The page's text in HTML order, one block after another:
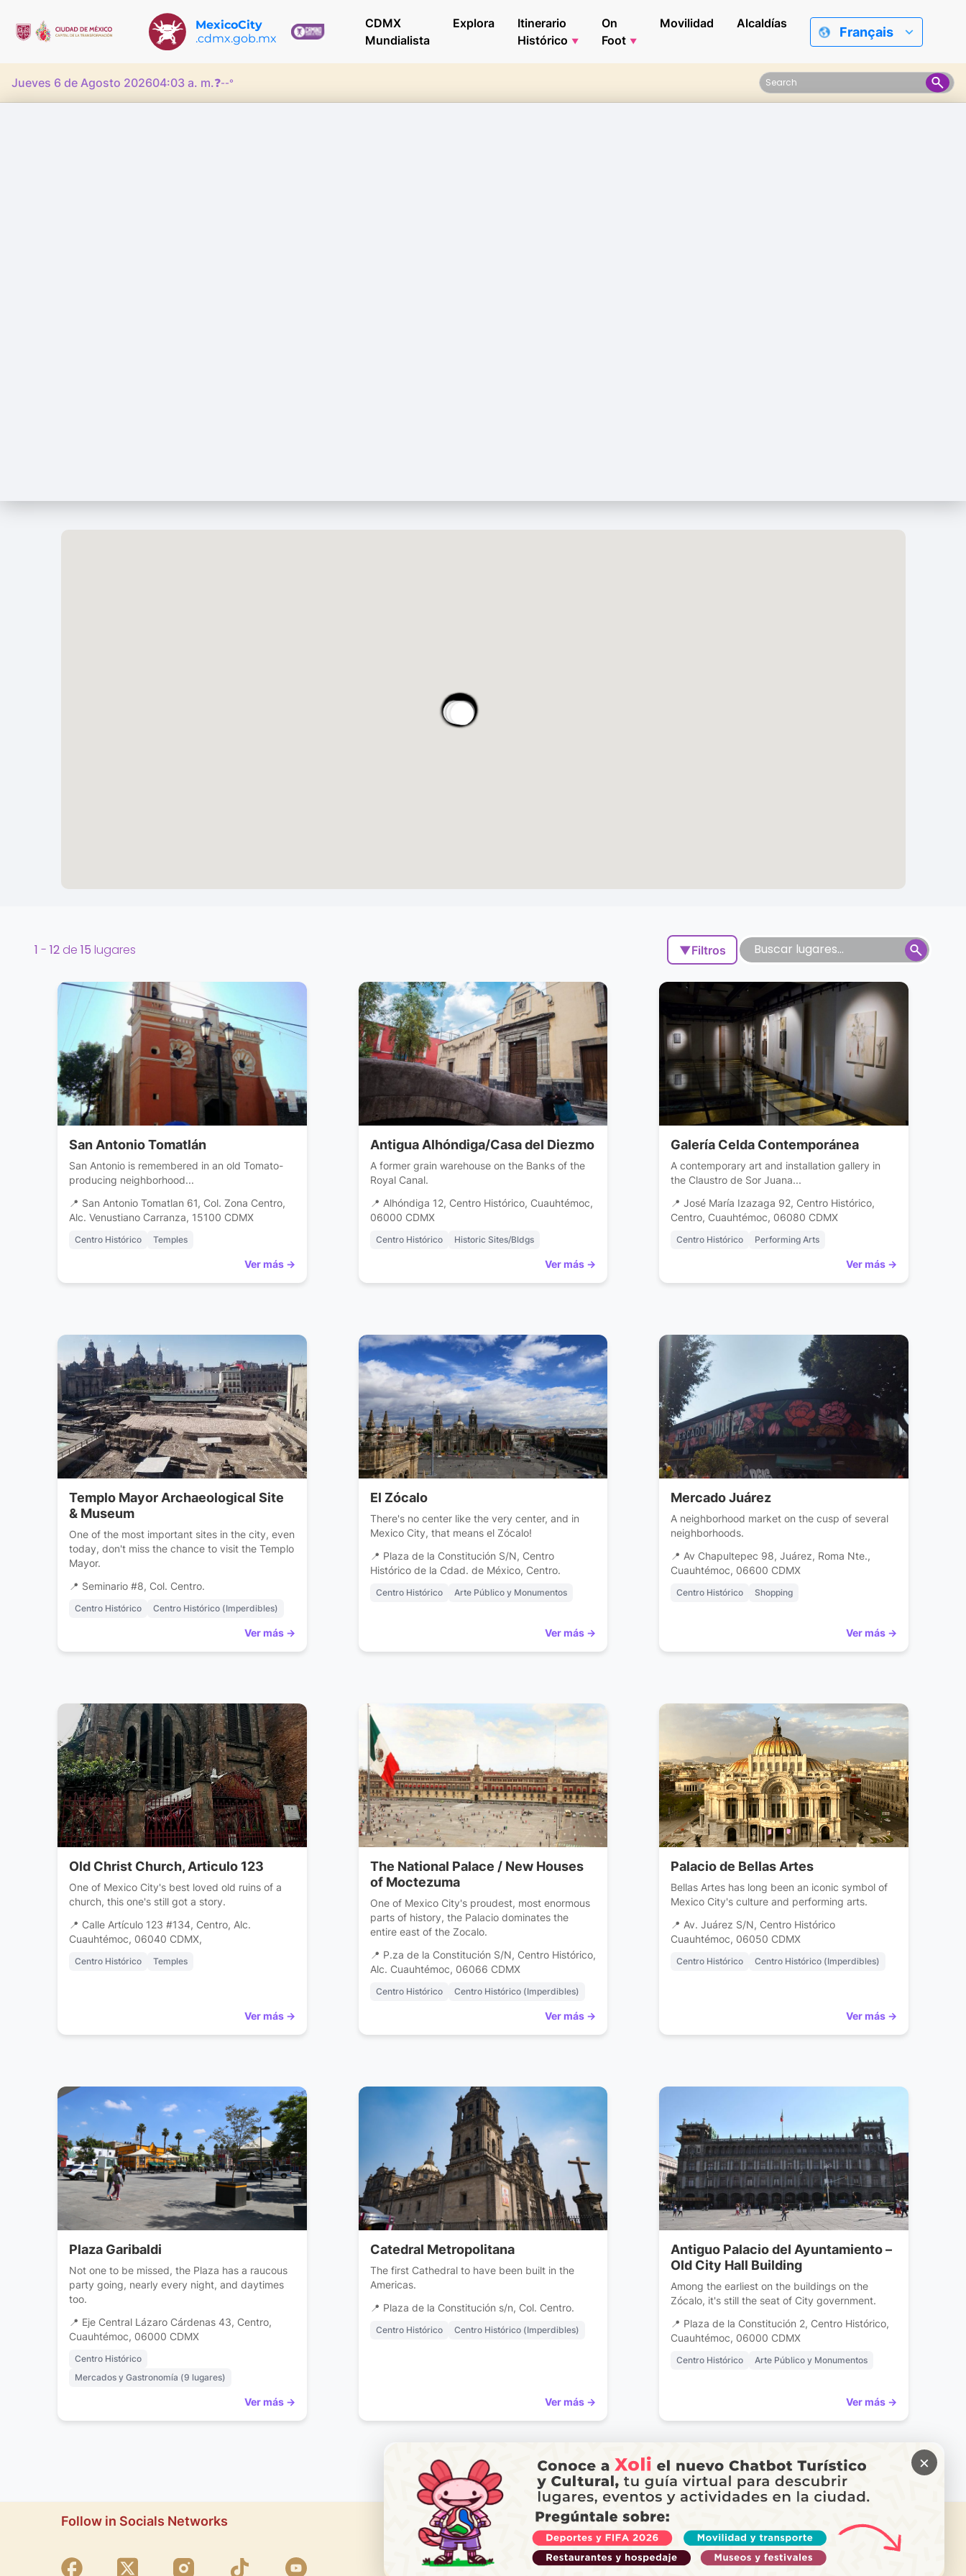
MexicoCity
.cdmx.gob.mx
CDMX
Mundialista
Explora
Itinerario
Histórico
On
Foot
Movilidad Alcaldías
Français
Jueves 6 de Agosto 202604:03 a. m.❓--°
1 - 12 de 15 lugares ▼Filtros
San Antonio Tomatlán
San Antonio is remembered in an old Tomato-
producing neighborhood...
📍 San Antonio Tomatlan 61, Col. Zona Centro,
Alc. Venustiano Carranza, 15100 CDMX
Centro Histórico Temples
Ver más →
Antigua Alhóndiga/Casa del Diezmo
A former grain warehouse on the Banks of the
Royal Canal.
📍 Alhóndiga 12, Centro Histórico, Cuauhtémoc,
06000 CDMX
Centro Histórico Historic Sites/Bldgs
Ver más →
Galería Celda Contemporánea
A contemporary art and installation gallery in
the Claustro de Sor Juana...
📍 José María Izazaga 92, Centro Histórico,
Centro, Cuauhtémoc, 06080 CDMX
Centro Histórico Performing Arts
Ver más →
Templo Mayor Archaeological Site
& Museum
One of the most important sites in the city, even
today, don't miss the chance to visit the Templo
Mayor.
📍 Seminario #8, Col. Centro.
Centro Histórico Centro Histórico (Imperdibles)
Ver más →
El Zócalo
There's no center like the very center, and in
Mexico City, that means el Zócalo!
📍 Plaza de la Constitución S/N, Centro
Histórico de la Cdad. de México, Centro.
Centro Histórico Arte Público y Monumentos
Ver más →
Mercado Juárez
A neighborhood market on the cusp of several
neighborhoods.
📍 Av Chapultepec 98, Juárez, Roma Nte.,
Cuauhtémoc, 06600 CDMX
Centro Histórico Shopping
Ver más →
Old Christ Church, Articulo 123
One of Mexico City's best loved old ruins of a
church, this one's still got a story.
📍 Calle Artículo 123 #134, Centro, Alc.
Cuauhtémoc, 06040 CDMX,
Centro Histórico Temples
Ver más →
The National Palace / New Houses
of Moctezuma
One of Mexico City's proudest, most enormous
parts of history, the Palacio dominates the
entire east of the Zocalo.
📍 P.za de la Constitución S/N, Centro Histórico,
Alc. Cuauhtémoc, 06066 CDMX
Centro Histórico Centro Histórico (Imperdibles)
Ver más →
Palacio de Bellas Artes
Bellas Artes has long been an iconic symbol of
Mexico City's culture and performing arts.
📍 Av. Juárez S/N, Centro Histórico
Cuauhtémoc, 06050 CDMX
Centro Histórico Centro Histórico (Imperdibles)
Ver más →
Plaza Garibaldi
Not one to be missed, the Plaza has a raucous
party going, nearly every night, and daytimes
too.
📍 Eje Central Lázaro Cárdenas 43, Centro,
Cuauhtémoc, 06000 CDMX
Centro Histórico
Mercados y Gastronomía (9 lugares)
Ver más →
Catedral Metropolitana
The first Cathedral to have been built in the
Americas.
📍 Plaza de la Constitución s/n, Col. Centro.
Centro Histórico Centro Histórico (Imperdibles)
Ver más →
Antiguo Palacio del Ayuntamiento –
Old City Hall Building
Among the earliest on the buildings on the
Zócalo, it's still the seat of City government.
📍 Plaza de la Constitución 2, Centro Histórico,
Cuauhtémoc, 06000 CDMX
Centro Histórico Arte Público y Monumentos
Ver más →
‹ 1
Follow in Socials Networks
DO YOU NEED HELP?
Call Locatel
×